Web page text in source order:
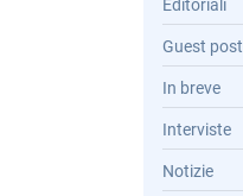
Guest post
In breve
Interviste
Notizie